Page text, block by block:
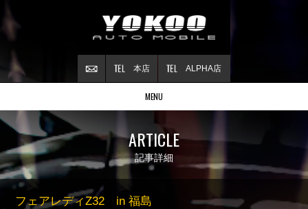
ALPHA店
本店
MENU
Stock list
在庫情報
Contract
ご成約情報
About NSX
NSXについて
ARTICLE
記事詳細
フェアレディZ32 in 福島